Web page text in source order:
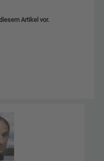
Artikel vor.